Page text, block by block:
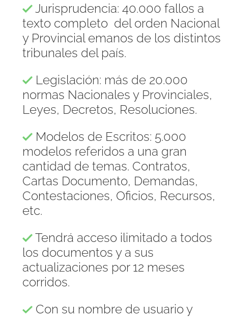
Jurisprudencia: 40.000 fallos a
texto completo del orden Nacional
y Provincial emanos de los distintos
tribunales del país.
Legislación: más de 20.000
normas Nacionales y Provinciales,
Leyes, Decretos, Resoluciones.
Modelos de Escritos: 5.000
modelos referidos a una gran
cantidad de temas. Contratos,
Cartas Documento, Demandas,
Contestaciones, Oficios, Recursos,
etc.
Tendrá acceso ilimitado a todos
los documentos y a sus
actualizaciones por 12 meses
corridos.
Con su nombre de usuario y